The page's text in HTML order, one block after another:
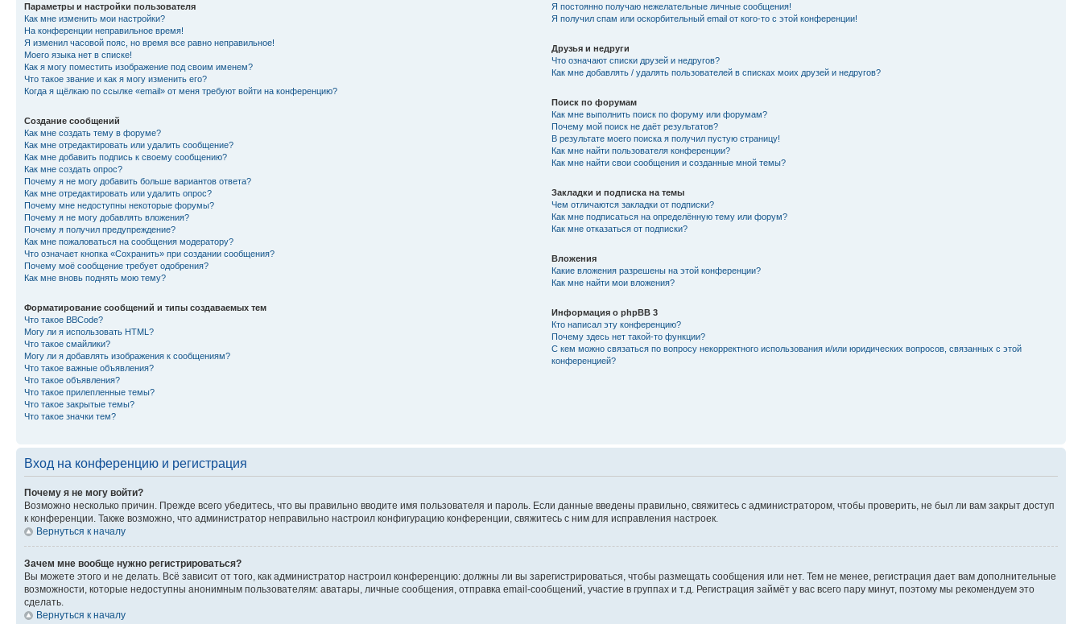
Параметры и настройки пользователя
Как мне изменить мои настройки?
На конференции неправильное время!
Я изменил часовой пояс, но время все равно неправильное!
Моего языка нет в списке!
Как я могу поместить изображение под своим именем?
Что такое звание и как я могу изменить его?
Когда я щёлкаю по ссылке «email» от меня требуют войти на конференцию?
Создание сообщений
Как мне создать тему в форуме?
Как мне отредактировать или удалить сообщение?
Как мне добавить подпись к своему сообщению?
Как мне создать опрос?
Почему я не могу добавить больше вариантов ответа?
Как мне отредактировать или удалить опрос?
Почему мне недоступны некоторые форумы?
Почему я не могу добавлять вложения?
Почему я получил предупреждение?
Как мне пожаловаться на сообщения модератору?
Что означает кнопка «Сохранить» при создании сообщения?
Почему моё сообщение требует одобрения?
Как мне вновь поднять мою тему?
Форматирование сообщений и типы создаваемых тем
Что такое BBCode?
Могу ли я использовать HTML?
Что такое смайлики?
Могу ли я добавлять изображения к сообщениям?
Что такое важные объявления?
Что такое объявления?
Что такое прилепленные темы?
Что такое закрытые темы?
Что такое значки тем?
Я постоянно получаю нежелательные личные сообщения!
Я получил спам или оскорбительный email от кого-то с этой конференции!
Друзья и недруги
Что означают списки друзей и недругов?
Как мне добавлять / удалять пользователей в списках моих друзей и недругов?
Поиск по форумам
Как мне выполнить поиск по форуму или форумам?
Почему мой поиск не даёт результатов?
В результате моего поиска я получил пустую страницу!
Как мне найти пользователя конференции?
Как мне найти свои сообщения и созданные мной темы?
Закладки и подписка на темы
Чем отличаются закладки от подписки?
Как мне подписаться на определённую тему или форум?
Как мне отказаться от подписки?
Вложения
Какие вложения разрешены на этой конференции?
Как мне найти мои вложения?
Информация о phpBB 3
Кто написал эту конференцию?
Почему здесь нет такой-то функции?
С кем можно связаться по вопросу некорректного использования и/или юридических вопросов, связанных с этой
конференцией?
Вход на конференцию и регистрация
Почему я не могу войти?
Возможно несколько причин. Прежде всего убедитесь, что вы правильно вводите имя пользователя и пароль. Если данные введены правильно, свяжитесь с администратором, чтобы проверить, не был ли вам закрыт доступ
к конференции. Также возможно, что администратор неправильно настроил конфигурацию конференции, свяжитесь с ним для исправления настроек.
Вернуться к началу
Зачем мне вообще нужно регистрироваться?
Вы можете этого и не делать. Всё зависит от того, как администратор настроил конференцию: должны ли вы зарегистрироваться, чтобы размещать сообщения или нет. Тем не менее, регистрация дает вам дополнительные
возможности, которые недоступны анонимным пользователям: аватары, личные сообщения, отправка email-сообщений, участие в группах и т.д. Регистрация займёт у вас всего пару минут, поэтому мы рекомендуем это
сделать.
Вернуться к началу